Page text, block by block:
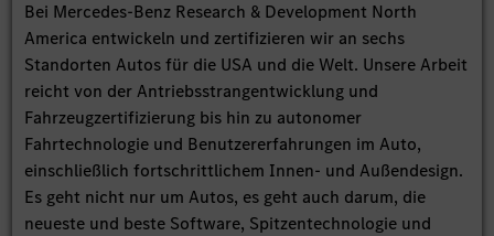
Bei Mercedes-Benz Research & Development North
America entwickeln und zertifizieren wir an sechs
Standorten Autos für die USA und die Welt. Unsere Arbeit
reicht von der Antriebsstrangentwicklung und
Fahrzeugzertifizierung bis hin zu autonomer
Fahrtechnologie und Benutzererfahrungen im Auto,
einschließlich fortschrittlichem Innen- und Außendesign.
Es geht nicht nur um Autos, es geht auch darum, die
neueste und beste Software, Spitzentechnologie und